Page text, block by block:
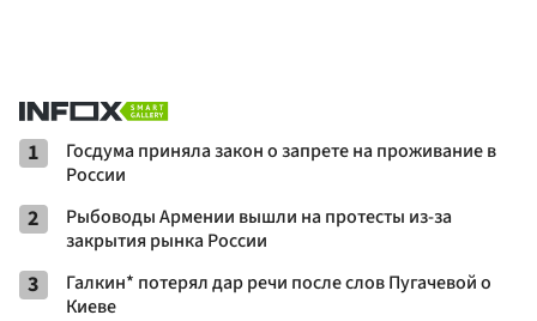
1
Госдума приняла закон о запрете на проживание в
России
2
Рыбоводы Армении вышли на протесты из-за
закрытия рынка России
3
Галкин* потерял дар речи после слов Пугачевой о
Киеве